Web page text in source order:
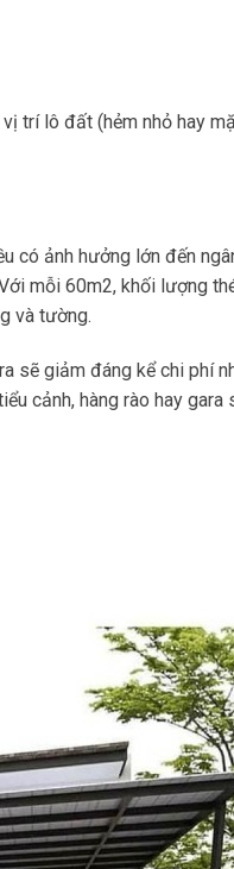
vị trí lô đất (hẻm nhỏ hay
có ảnh hưởng lớn đến
mỗi 60m2, khối lượng
và tường.
sẽ giảm đáng kể chi phí
cảnh, hàng rào hay gara